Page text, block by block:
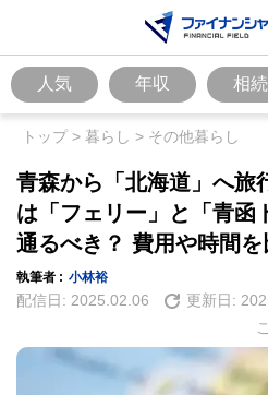
人気 年収 相続
トップ> 暮らし > その他暮らし
青森から「北海道」へ旅
は「フェリー」と「青函
通るべき？ 費用や時間を
執筆者 : 小林裕
配信日: 2025.02.06 更新日: